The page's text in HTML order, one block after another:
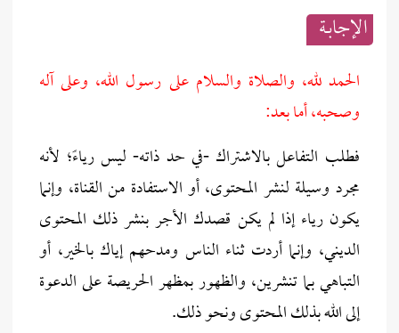
الإجابــة
الحمد لله، والصلاة والسلام على رسول الله، وعلى آله
وصحبه، أما بعد:
فطلب التفاعل بالاشتراك -في حد ذاته- ليس رياءً؛ لأنه
مجرد وسيلة لنشر المحتوى، أو الاستفادة من القناة، وإنما
يكون رياء إذا لم يكن قصدك الأجر بنشر ذلك المحتوى
الديني، وإنما أردت ثناء الناس ومدحهم إياك بالخير، أو
التباهي بما تنشرين، والظهور بمظهر الحريصة على الدعوة
إلى الله بذلك المحتوى ونحو ذلك.